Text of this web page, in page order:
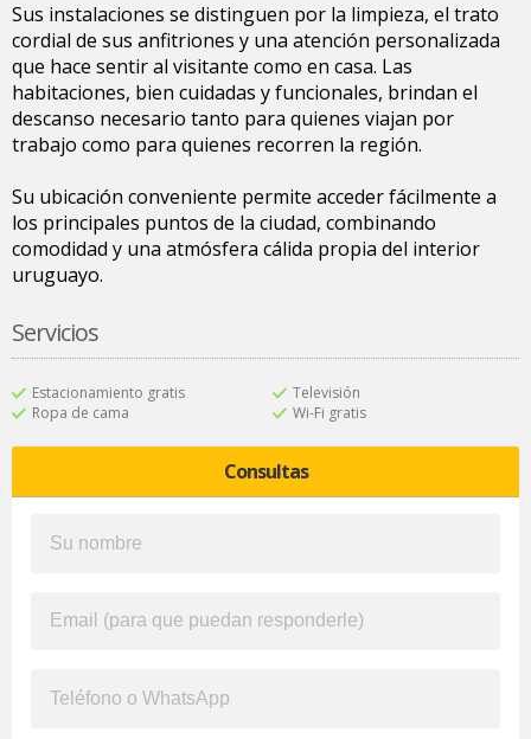
Sus instalaciones se distinguen por la limpieza, el trato
cordial de sus anfitriones y una atención personalizada
que hace sentir al visitante como en casa. Las
habitaciones, bien cuidadas y funcionales, brindan el
descanso necesario tanto para quienes viajan por
trabajo como para quienes recorren la región.
Su ubicación conveniente permite acceder fácilmente a
los principales puntos de la ciudad, combinando
comodidad y una atmósfera cálida propia del interior
uruguayo.
Servicios
Estacionamiento gratis
Ropa de cama
Televisión
Wi-Fi gratis
Consultas